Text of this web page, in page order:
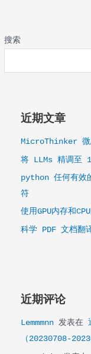
搜索
近期文章
MicroThinker 微
将 LLMs 精调至
python 任何有效
符
使用GPU内存和
科学 PDF 文档翻
近期评论
Lemmmnn发表在
（20230708-